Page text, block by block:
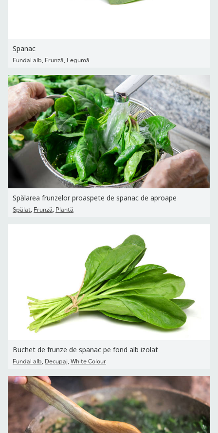
Spanac
Fundal alb, Frunză, Legumă
Spălarea frunzelor proaspete de spanac de aproape
Spălat, Frunză, Plantă
Buchet de frunze de spanac pe fond alb izolat
Fundal alb, Decupaj, White Colour